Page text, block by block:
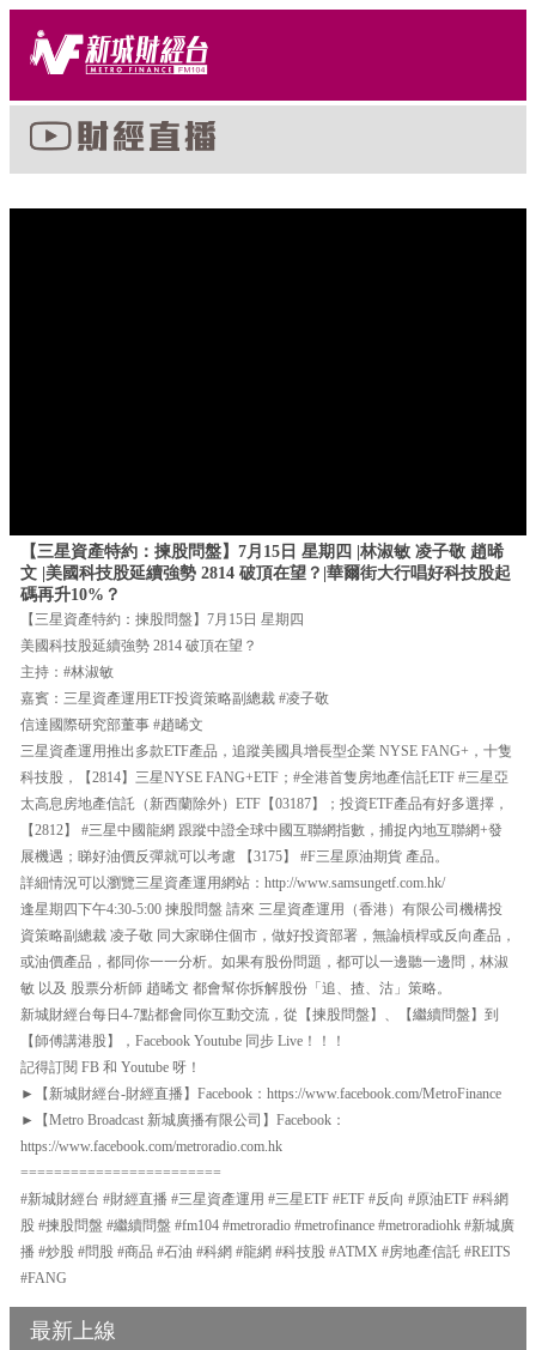
【三星資產特約：揀股問盤】7月15日 星期四 |林淑敏 凌子敬 趙晞
文 |美國科技股延續強勢 2814 破頂在望？|華爾街大行唱好科技股起
碼再升10%？
【三星資產特約：揀股問盤】7月15日 星期四
美國科技股延續強勢 2814 破頂在望？
主持：#林淑敏
嘉賓：三星資產運用ETF投資策略副總裁 #凌子敬
信達國際研究部董事 #趙晞文
三星資產運用推出多款ETF產品，追蹤美國具增長型企業 NYSE FANG+，十隻
科技股，【2814】三星NYSE FANG+ETF；#全港首隻房地產信託ETF #三星亞
太高息房地產信託（新西蘭除外）ETF【03187】；投資ETF產品有好多選擇，
【2812】 #三星中國龍網 跟蹤中證全球中國互聯網指數，捕捉內地互聯網+發
展機遇；睇好油價反彈就可以考慮 【3175】 #F三星原油期貨 產品。
詳細情況可以瀏覽三星資產運用網站：http://www.samsungetf.com.hk/
逢星期四下午4:30-5:00 揀股問盤 請來 三星資產運用（香港）有限公司機構投
資策略副總裁 凌子敬 同大家睇住個市，做好投資部署，無論槓桿或反向產品，
或油價產品，都同你一一分析。如果有股份問題，都可以一邊聽一邊問，林淑
敏 以及 股票分析師 趙晞文 都會幫你拆解股份「追、揸、沽」策略。
新城財經台每日4-7點都會同你互動交流，從【揀股問盤】、【繼續問盤】到
【師傅講港股】，Facebook Youtube 同步 Live！！！
記得訂閱 FB 和 Youtube 呀！
►【新城財經台-財經直播】Facebook：https://www.facebook.com/MetroFinance
►【Metro Broadcast 新城廣播有限公司】Facebook：
https://www.facebook.com/metroradio.com.hk
========================
#新城財經台 #財經直播 #三星資產運用 #三星ETF #ETF #反向 #原油ETF #科網
股 #揀股問盤 #繼續問盤 #fm104 #metroradio #metrofinance #metroradiohk #新城廣
播 #炒股 #問股 #商品 #石油 #科網 #龍網 #科技股 #ATMX #房地產信託 #REITS
#FANG
最新上線